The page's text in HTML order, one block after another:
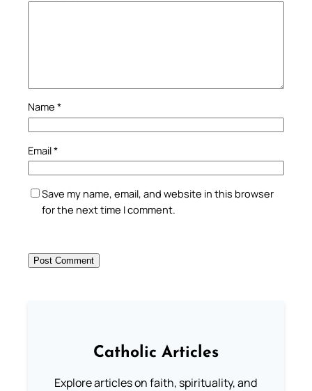
Name *
Email*
Save my name, email, and website in this browser
for the next time I comment.
Catholic Articles
Explore articles on faith, spirituality, and